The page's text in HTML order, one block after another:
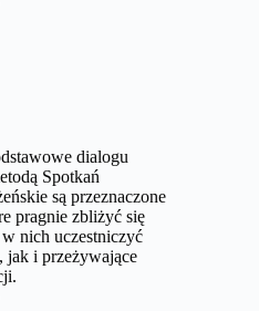
dialogu
Spotkań
są przeznaczone
pragnie zbliżyć się
nich uczestniczyć
jak i przeżywające